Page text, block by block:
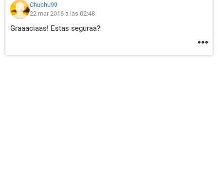
Chuchu99
22 mar 2016 a las 02:48
Graaaciaas! Estas seguraa?